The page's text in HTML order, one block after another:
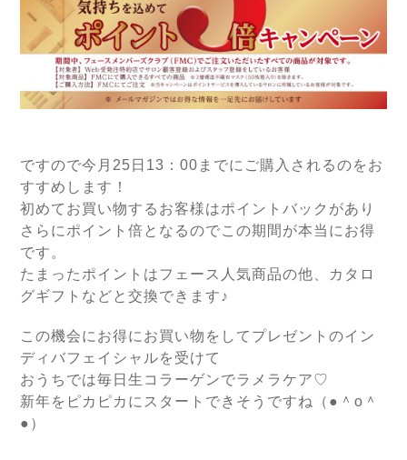
ですので今月25日13：00までにご購入されるのをお
すすめします！
初めてお買い物するお客様はポイントバックがあり
さらにポイント倍となるのでこの期間が本当にお得
です。
たまったポイントはフェース人気商品の他、カタロ
グギフトなどと交換できます♪
この機会にお得にお買い物をしてプレゼントのイン
ディバフェイシャルを受けて
おうちでは毎日生コラーゲンでラメラケア♡
新年をピカピカにスタートできそうですね（●＾o＾
●）